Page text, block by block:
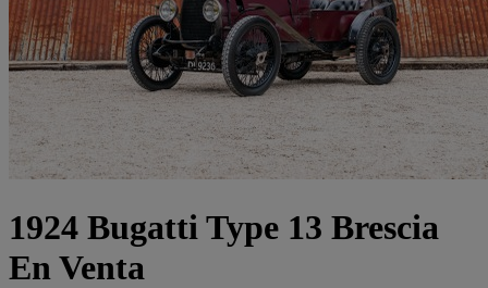
1924 Bugatti Type 13 Brescia
En Venta